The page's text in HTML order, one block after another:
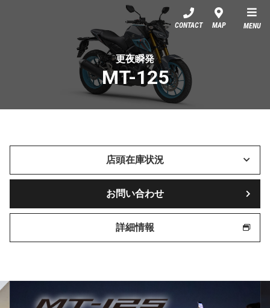
YSP滋賀
CONTACT MAP MENU
更夜瞬発
MT-125
店頭在庫状況
お問い合わせ
詳細情報